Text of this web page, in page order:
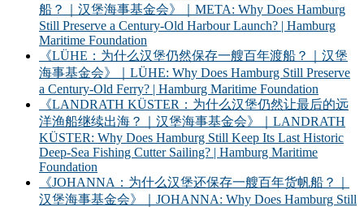
船？｜汉堡海事基金会》｜META: Why Does Hamburg
Still Preserve a Century-Old Harbour Launch? | Hamburg
Maritime Foundation
《LÜHE：为什么汉堡仍然保存一艘百年渡船？｜汉堡
海事基金会》｜LÜHE: Why Does Hamburg Still Preserve
a Century-Old Ferry? | Hamburg Maritime Foundation
《LANDRATH KÜSTER：为什么汉堡仍然让最后的远
洋渔船继续出海？｜汉堡海事基金会》｜LANDRATH
KÜSTER: Why Does Hamburg Still Keep Its Last Historic
Deep-Sea Fishing Cutter Sailing? | Hamburg Maritime
Foundation
《JOHANNA：为什么汉堡还保存一艘百年货帆船？｜
汉堡海事基金会》｜JOHANNA: Why Does Hamburg Still